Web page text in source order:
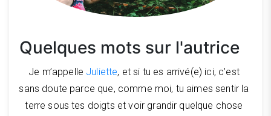
Quelques mots sur l'autrice
Je m’appelle Juliette, et si tu es arrivé(e) ici, c’est
sans doute parce que, comme moi, tu aimes sentir la
terre sous tes doigts et voir grandir quelque chose